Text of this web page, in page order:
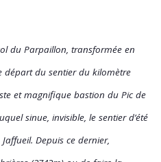
du Parpaillon, transformée en
départ du sentier du kilomètre
et magnifique bastion du Pic de
sinue, invisible, le sentier d’été
Depuis ce dernier,